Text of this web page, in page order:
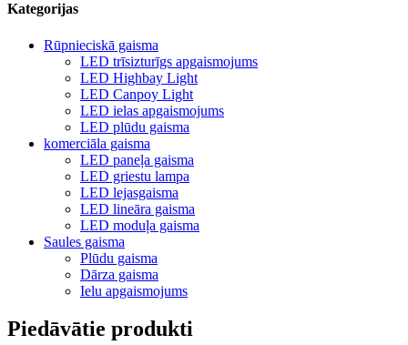
Kategorijas
Rūpnieciskā gaisma
LED trīsizturīgs apgaismojums
LED Highbay Light
LED Canpoy Light
LED ielas apgaismojums
LED plūdu gaisma
komerciāla gaisma
LED paneļa gaisma
LED griestu lampa
LED lejasgaisma
LED lineāra gaisma
LED moduļa gaisma
Saules gaisma
Plūdu gaisma
Dārza gaisma
Ielu apgaismojums
Piedāvātie produkti